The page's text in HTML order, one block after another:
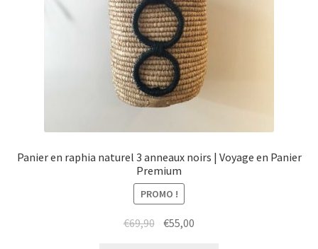
Panier en raphia naturel 3 anneaux noirs | Voyage en Panier
Premium
PROMO !
€69,90 Le
€55,00